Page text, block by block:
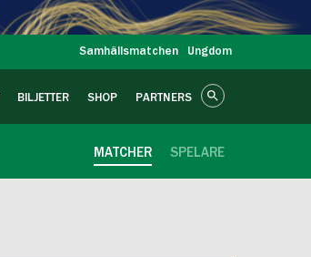
Samhällsmatchen Ungdom
BILJETTER SHOP PARTNERS
SPELARE
MATCHER